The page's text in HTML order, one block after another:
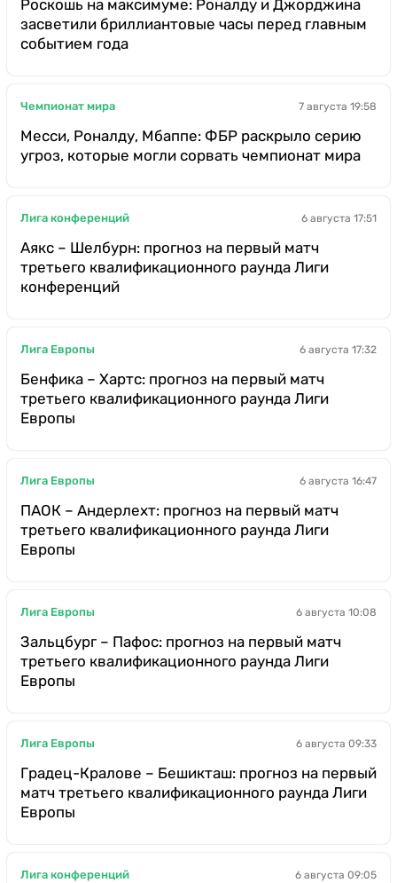
Роскошь на максимуме: Роналду и Джорджина
засветили бриллиантовые часы перед главным
событием года
Чемпионат мира 7 августа 19:58
Месси, Роналду, Мбаппе: ФБР раскрыло серию
угроз, которые могли сорвать чемпионат мира
Лига конференций 6 августа 17:51
Аякс – Шелбурн: прогноз на первый матч
третьего квалификационного раунда Лиги
конференций
Лига Европы 6 августа 17:32
Бенфика – Хартс: прогноз на первый матч
третьего квалификационного раунда Лиги
Европы
Лига Европы 6 августа 16:47
ПАОК – Андерлехт: прогноз на первый матч
третьего квалификационного раунда Лиги
Европы
Лига Европы 6 августа 10:08
Зальцбург – Пафос: прогноз на первый матч
третьего квалификационного раунда Лиги
Европы
Лига Европы 6 августа 09:33
Градец-Кралове – Бешикташ: прогноз на первый
матч третьего квалификационного раунда Лиги
Европы
Лига конференций 6 августа 09:05